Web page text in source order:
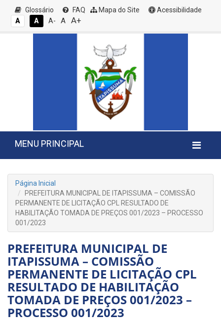
Glossário FAQ Mapa do Site
Acessibilidade
A
A A- A A+
MENU PRINCIPAL
Página Inicial
PREFEITURA MUNICIPAL DE ITAPISSUMA – COMISSÃO
PERMANENTE DE LICITAÇÃO CPL RESULTADO DE
HABILITAÇÃO TOMADA DE PREÇOS 001/2023 – PROCESSO
001/2023
PREFEITURA MUNICIPAL DE
ITAPISSUMA – COMISSÃO
PERMANENTE DE LICITAÇÃO CPL
RESULTADO DE HABILITAÇÃO
TOMADA DE PREÇOS 001/2023 –
PROCESSO 001/2023